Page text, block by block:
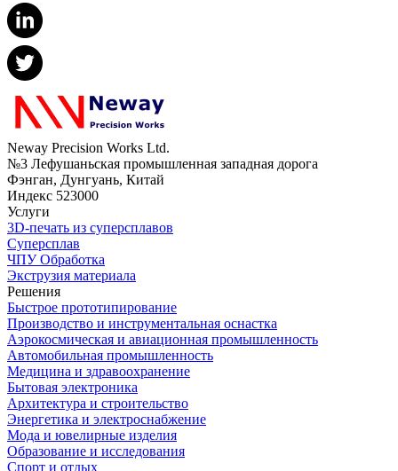
Neway Precision Works Ltd.
№3 Лефушаньская промышленная западная дорога
Фэнган, Дунгуань, Китай
Индекс 523000
Услуги
3D-печать из суперсплавов
Суперсплав
ЧПУ Обработка
Экструзия материала
Решения
Быстрое прототипирование
Производство и инструментальная оснастка
Аэрокосмическая и авиационная промышленность
Автомобильная промышленность
Медицина и здравоохранение
Бытовая электроника
Архитектура и строительство
Энергетика и электроснабжение
Мода и ювелирные изделия
Образование и исследования
Спорт и отдых